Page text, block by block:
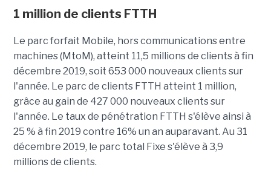
1 million de clients FTTH
Le parc forfait Mobile, hors communications entre
machines (MtoM), atteint 11,5 millions de clients à fin
décembre 2019, soit 653 000 nouveaux clients sur
l'année. Le parc de clients FTTH atteint 1 million,
grâce au gain de 427 000 nouveaux clients sur
l'année. Le taux de pénétration FTTH s'élève ainsi à
25 % à fin 2019 contre 16% un an auparavant. Au 31
décembre 2019, le parc total Fixe s'élève à 3,9
millions de clients.